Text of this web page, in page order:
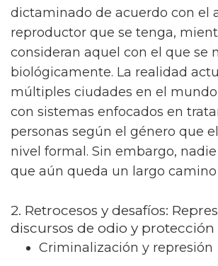
dictaminado de acuerdo con el
reproductor que se tenga,
consideran aquel con el que se
biológicamente. La realidad
múltiples ciudades en el
con sistemas enfocados en
personas según el género que
nivel formal. Sin embargo,
que aún queda un largo camino
2. Retrocesos y desafíos:
discursos de odio y protección
Criminalización y represión